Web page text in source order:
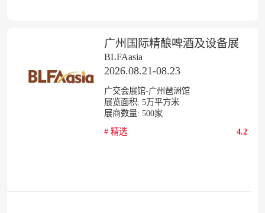
广州国际精酿啤酒及设备展
BLFAasia
2026.08.21-08.23
广交会展馆-广州琶洲馆
展览面积: 5万平方米
展商数量: 500家
# 精选 4.2